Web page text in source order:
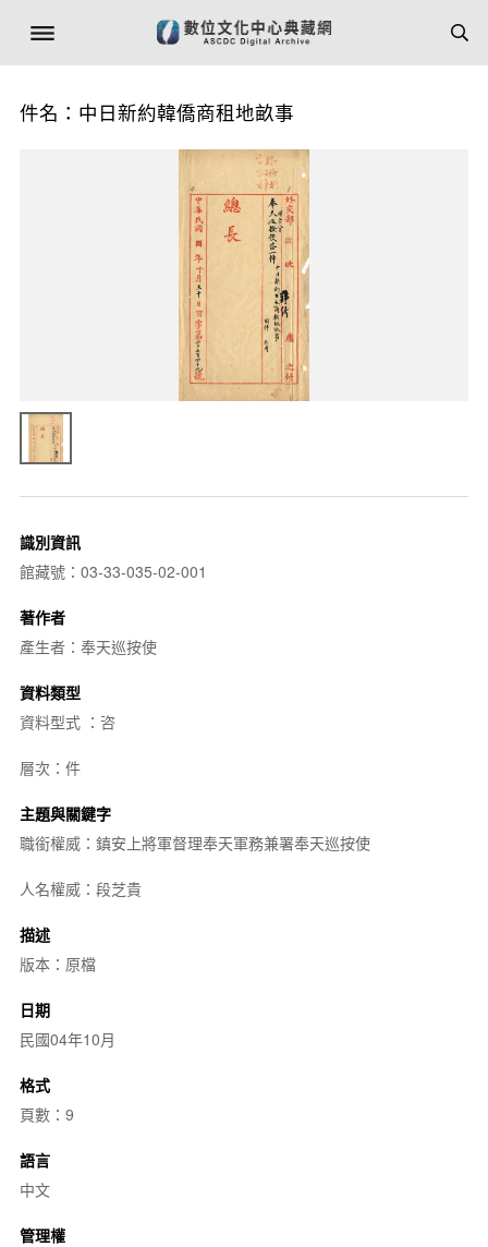
件名：中日新約韓僑商租地畝事
識別資訊
館藏號：03-33-035-02-001
著作者
產生者：奉天巡按使
資料類型
資料型式 ：咨
層次：件
主題與關鍵字
職銜權威：鎮安上將軍督理奉天軍務兼署奉天巡按使
人名權威：段芝貴
描述
版本：原檔
日期
民國04年10月
格式
頁數：9
語言
中文
管理權